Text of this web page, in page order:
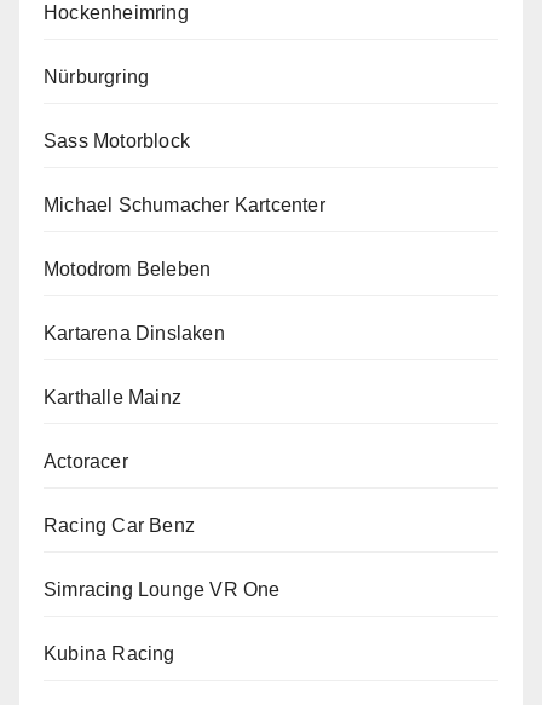
Hockenheimring
Nürburgring
Sass Motorblock
Michael Schumacher Kartcenter
Motodrom Beleben
Kartarena Dinslaken
Karthalle Mainz
Actoracer
Racing Car Benz
Simracing Lounge VR One
Kubina Racing